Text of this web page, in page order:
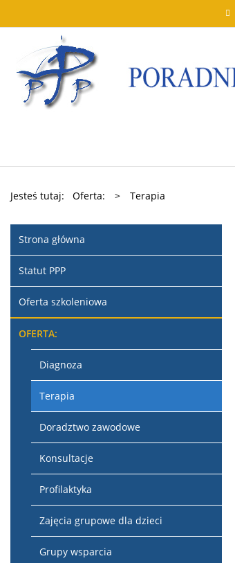
Jesteś tutaj: Oferta: > Terapia
Strona główna
Statut PPP
Oferta szkoleniowa
OFERTA:
Diagnoza
Terapia
Doradztwo zawodowe
Konsultacje
Profilaktyka
Zajęcia grupowe dla dzieci
Grupy wsparcia